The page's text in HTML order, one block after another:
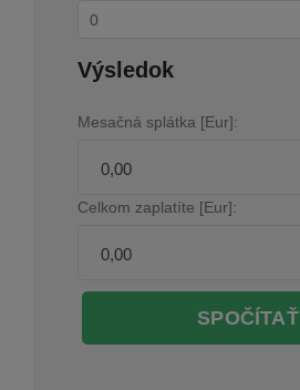
Výsledok
Mesačná splátka [Eur]:
Celkom zaplatíte [Eur]:
SPOČÍTAŤ